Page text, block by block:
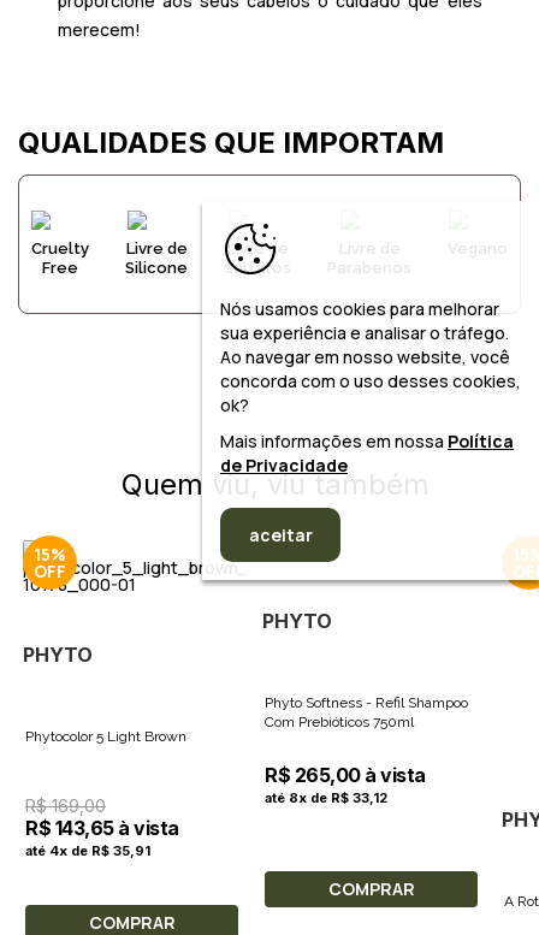
merecem!
QUALIDADES QUE IMPORTAM
Cruelty
Free
Livre de
Silicone
Livre de
Sulfatos
Livre de
Parabenos
Vegano
Quem viu, viu também
15%
PHYTO
Phytocolor 5 Light Brown
R$ 169,00
R$ 143,65 à vista
até 4x de R$ 35,91
COMPRAR
PHYTO
Phyto Softness - Refil Shampoo
Com Prebióticos 750ml
R$ 265,00 à vista
até 8x de R$ 33,12
COMPRAR
A
Nós usamos cookies para melhorar
sua experiência e analisar o tráfego.
Ao navegar em nosso website, você
concorda com o uso desses cookies,
ok?
Mais informações em nossa Política
de Privacidade
aceitar